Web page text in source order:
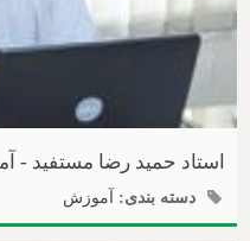
استاد حمید رضا مستفید -
دسته بندی: آموزش